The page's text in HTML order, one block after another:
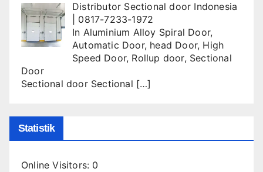
Distributor Sectional door Indonesia
| 0817-7233-1972
In Aluminium Alloy Spiral Door,
Automatic Door, head Door, High
Speed Door, Rollup door, Sectional
Door
Sectional door Sectional […]
Statistik
Online Visitors: 0